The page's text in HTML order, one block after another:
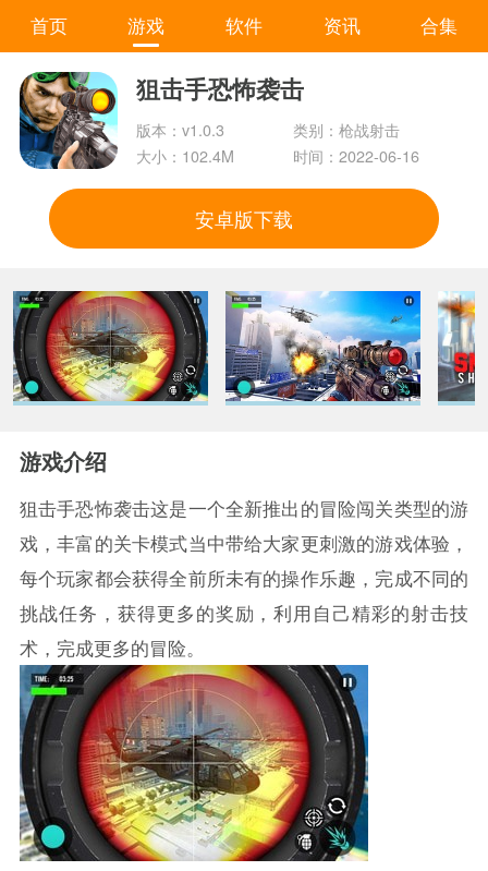
首页 游戏 软件 资讯 合集
狙击手恐怖袭击
版本：v1.0.3
类别：枪战射击
大小：102.4M
时间：2022-06-16
安卓版下载
游戏介绍
狙击手恐怖袭击这是一个全新推出的冒险闯关类型的游
戏，丰富的关卡模式当中带给大家更刺激的游戏体验，
每个玩家都会获得全前所未有的操作乐趣，完成不同的
挑战任务，获得更多的奖励，利用自己精彩的射击技
术，完成更多的冒险。